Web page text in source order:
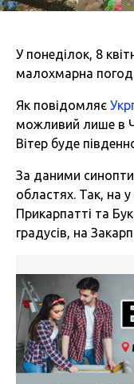
У понеділок, 8
малохмарна
Як повідомляє
можливий лише в
Вітер буде
За даними
областях. Так, на у
Прикарпатті та
градусів, на